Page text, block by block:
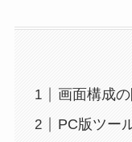
画面構成
PC版ツー